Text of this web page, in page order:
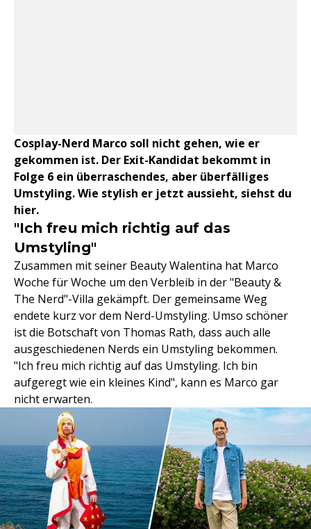
Cosplay-Nerd Marco soll nicht gehen, wie er
gekommen ist. Der Exit-Kandidat bekommt in
Folge 6 ein überraschendes, aber überfälliges
Umstyling. Wie stylish er jetzt aussieht, siehst du
hier.
"Ich freu mich richtig auf das
Umstyling"
Zusammen mit seiner Beauty Walentina hat Marco
Woche für Woche um den Verbleib in der "Beauty &
The Nerd"-Villa gekämpft. Der gemeinsame Weg
endete kurz vor dem Nerd-Umstyling. Umso schöner
ist die Botschaft von Thomas Rath, dass auch alle
ausgeschiedenen Nerds ein Umstyling bekommen.
"Ich freu mich richtig auf das Umstyling. Ich bin
aufgeregt wie ein kleines Kind", kann es Marco gar
nicht erwarten.